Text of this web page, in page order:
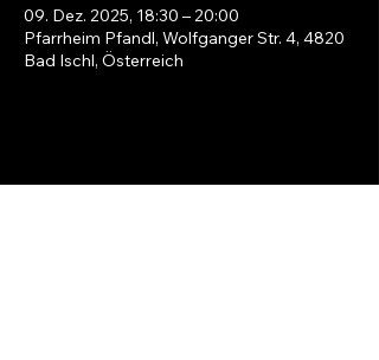
09. Dez. 2025, 18:30 – 20:00
Pfarrheim Pfandl, Wolfganger Str. 4, 4820
Bad Ischl, Österreich